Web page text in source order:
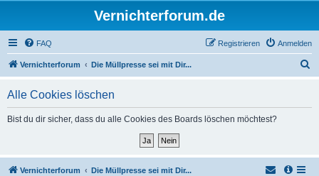
Vernichterforum.de
FAQ Anmelden
Registrieren
Vernichterforum Die Müllpresse sei mit Dir...
Alle Cookies löschen
Bist du dir sicher, dass du alle Cookies des Boards löschen möchtest?
Vernichterforum Die Müllpresse sei mit Dir...